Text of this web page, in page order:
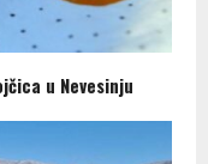
u Nevesinju